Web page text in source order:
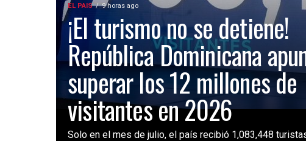
EL PAIS 9 horas ago
¡El turismo no se detiene!
República Dominicana
superar los 12 millones de
visitantes en 2026
Solo en el mes de julio, el país recibió 1,083,448